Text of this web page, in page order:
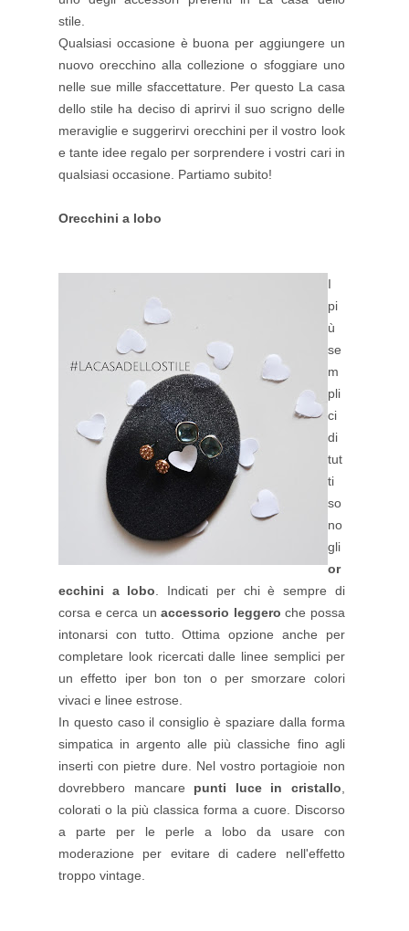
stile.
Qualsiasi occasione è buona per aggiungere un
nuovo orecchino alla collezione o sfoggiare uno
nelle sue mille sfaccettature. Per questo La casa
dello stile ha deciso di aprirvi il suo scrigno delle
meraviglie e suggerirvi orecchini per il vostro look
e tante idee regalo per sorprendere i vostri cari in
qualsiasi occasione. Partiamo subito!
Orecchini a lobo
I
pi
ù
se
m
pli
ci
di
tut
ti
so
no
gli
or
ecchini a lobo. Indicati per chi è sempre di
corsa e cerca unaccessorio leggero che possa
intonarsi con tutto. Ottima opzione anche per
completare look ricercati dalle linee semplici per
un effetto iper bon ton o per smorzare colori
vivaci e linee estrose.
In questo caso il consiglio è spaziare dalla forma
simpatica in argento alle più classiche fino agli
inserti con pietre dure. Nel vostro portagioie non
dovrebbero mancare punti luce in cristallo,
colorati o la più classica forma a cuore. Discorso
a parte per le perle a lobo da usare con
moderazione per evitare di cadere nell'effetto
troppo vintage.